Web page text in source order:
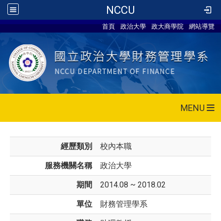
NCCU
首頁 政治大學 政大商學院 網站導覽
MENU
經歷類別 校內本職
服務機關名稱 政治大學
期間 2014.08 ~ 2018.02
單位 財務管理學系